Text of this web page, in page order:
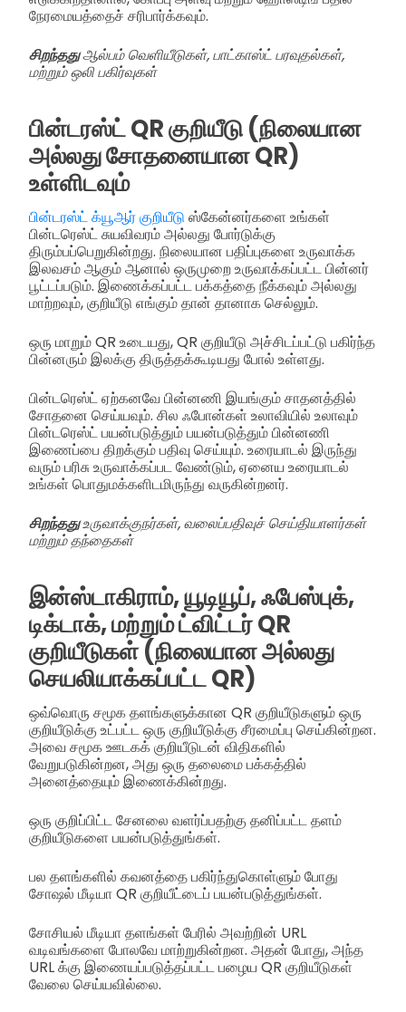
நேரமையத்தைச் சரிபார்க்கவும்.
சிறந்ததுஆல்பம் வெளியீடுகள், பாட்காஸ்ட் பரவுதல்கள்,
மற்றும் ஒலி பகிர்வுகள்
பின்டரஸ்ட் QR குறியீடு (நிலையான
அல்லது சோதனையான QR)
உள்ளிடவும்
பின்டரஸ்ட் க்யூஆர் குறியீடு ஸ்கேன்னர்களை உங்கள்
பின்டரெஸ்ட் சுயவிவரம் அல்லது போர்டுக்கு
திரும்பப்பெறுகின்றது. நிலையான பதிப்புகளை உருவாக்க
இலவசம் ஆகும் ஆனால் ஒருமுறை உருவாக்கப்பட்ட பின்னர்
பூட்டப்படும். இணைக்கப்பட்ட பக்கத்தை நீக்கவும் அல்லது
மாற்றவும், குறியீடு எங்கும் தான் தானாக செல்லும்.
ஒரு மாறும் QR உடையது, QR குறியீடு அச்சிடப்பட்டு பகிர்ந்த
பின்னரும் இலக்கு திருத்தக்கூடியது போல் உள்ளது.
பின்டரெஸ்ட் ஏற்கனவே பின்னணி இயங்கும் சாதனத்தில்
சோதனை செய்யவும். சில ஃபோன்கள் உலாவியில் உலாவும்
பின்டரெஸ்ட் பயன்படுத்தும் பயன்படுத்தும் பின்னணி
இணைப்பை திறக்கும் பதிவு செய்யும். உரையாடல் இருந்து
வரும் பரிசு உருவாக்கப்பட வேண்டும், ஏனைய உரையாடல்
உங்கள் பொதுமக்களிடமிருந்து வருகின்றனர்.
சிறந்ததுஉருவாக்குநர்கள், வலைப்பதிவுச் செய்தியாளர்கள்
மற்றும் தந்தைகள்
இன்ஸ்டாகிராம், யூடியூப், ஃபேஸ்புக்,
டிக்டாக், மற்றும் ட்விட்டர் QR
குறியீடுகள் (நிலையான அல்லது
செயலியாக்கப்பட்ட QR)
ஒவ்வொரு சமூக தளங்களுக்கான QR குறியீடுகளும் ஒரு
குறியீடுக்கு உட்பட்ட ஒரு குறியீடுக்கு சீரமைப்பு செய்கின்றன.
அவை சமூக ஊடகக் குறியீடுடன் விதிகளில்
வேறுபடுகின்றன, அது ஒரு தலைமை பக்கத்தில்
அனைத்தையும் இணைக்கின்றது.
ஒரு குறிப்பிட்ட சேனலை வளர்ப்பதற்கு தனிப்பட்ட தளம்
குறியீடுகளை பயன்படுத்துங்கள்.
பல தளங்களில் கவனத்தை பகிர்ந்துகொள்ளும் போது
சோஷல் மீடியா QR குறியீட்டைப் பயன்படுத்துங்கள்.
சோசியல் மீடியா தளங்கள் பேரில் அவற்றின் URL
வடிவங்களை போலவே மாற்றுகின்றன. அதன் போது, அந்த
URL க்கு இணையப்படுத்தப்பட்ட பழைய QR குறியீடுகள்
வேலை செய்யவில்லை.